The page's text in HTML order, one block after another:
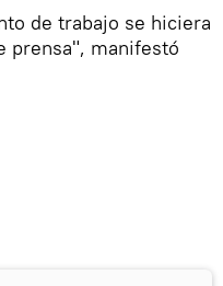
de trabajo se hiciera
prensa", manifestó